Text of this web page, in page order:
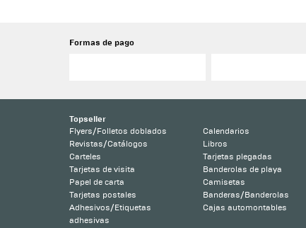
Formas de pago
Topseller
Flyers/Folletos doblados
Revistas/Catálogos
Carteles
Tarjetas de visita
Papel de carta
Tarjetas postales
Adhesivos/Etiquetas
adhesivas
Calendarios
Libros
Tarjetas plegadas
Banderolas de playa
Camisetas
Banderas/Banderolas
Cajas automontables